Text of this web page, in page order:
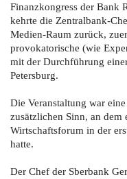
Finanzkongress der Bank
kehrte die Zentralbank-
Medien-Raum zurück,
provokatorische (wie
mit der Durchführung
Petersburg.
Die Veranstaltung war
zusätzlichen Sinn, an dem
Wirtschaftsforum in der
hatte.
Der Chef der Sberbank